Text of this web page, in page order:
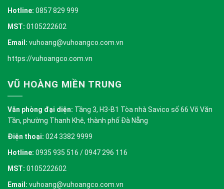
Hotline: 0857 829 999
MST: 0105222602
Email: vuhoang@vuhoangco.com.vn
https://vuhoangco.com.vn
VŨ HOÀNG MIỀN TRUNG
Văn phòng đại diện: Tầng 3, H3-B1 Tòa nhà Savico số 66 Võ Văn
Tần, phường Thanh Khê, thành phố Đà Nẵng
Điện thoại: 024 3382 9999
Hotline: 0935 935 516 / 0947 296 116
MST: 0105222602
Email: vuhoang@vuhoangco.com.vn